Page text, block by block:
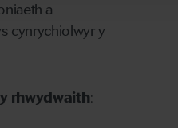
a
cynrychiolwyr y
rhwydwaith: